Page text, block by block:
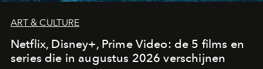
ART & CULTURE
Netflix, Disney+, Prime Video: de 5 films en
series die in augustus 2026 verschijnen